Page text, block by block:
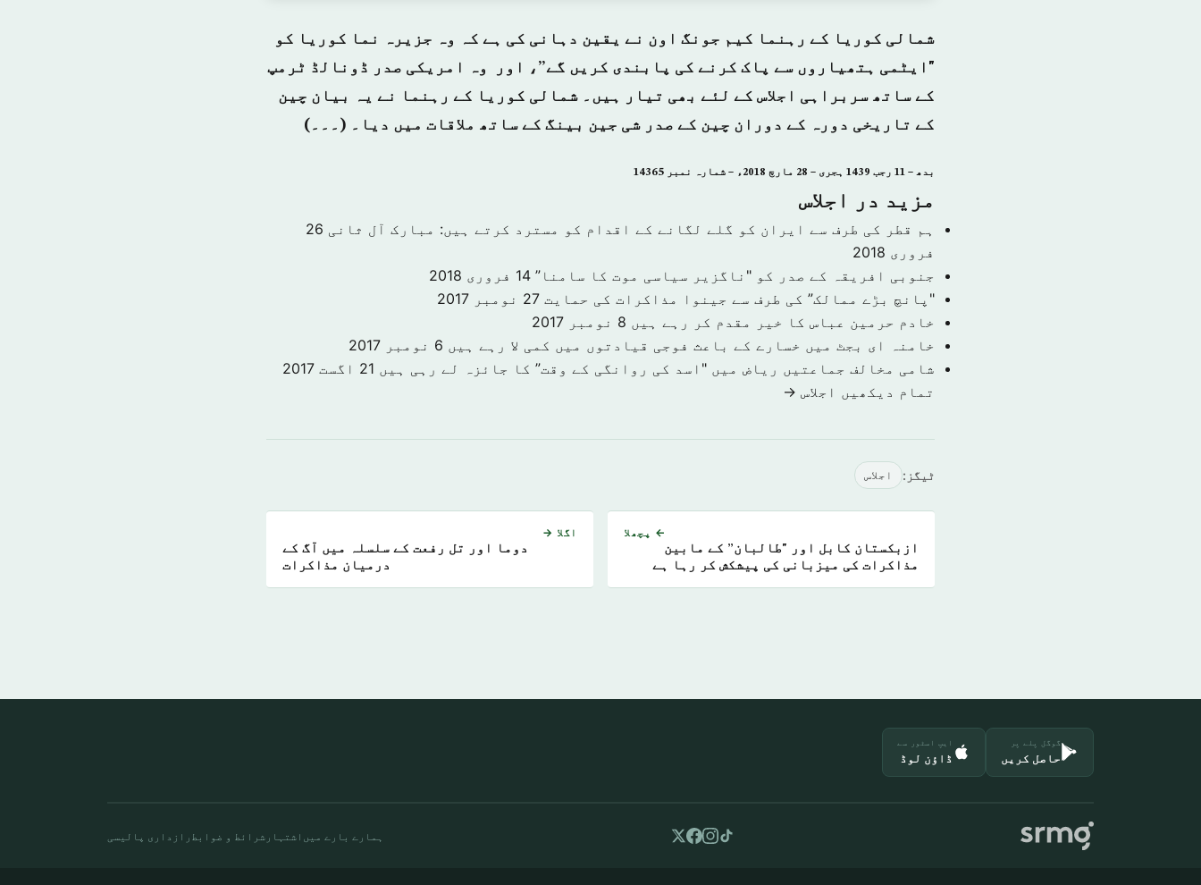
شمالی کوریا کے رہنما کیم جونگ اون نے یقین دہانی کی ہے کہ وہ جزیرہ نما کوریا کو
"ایٹمی ہتھیاروں سے پاک کرنے کی پابندی کریں گے”، اور وہ امریکی صدر ڈونالڈ ٹرمپ
کے ساتھ سربراہی اجلاس کے لئے بھی تیار ہیں۔ شمالی کوریا کے رہنما نے یہ بیان چین
کے تاریخی دورہ کے دوران چین کے صدر شی جین بینگ کے ساتھ ملاقات میں دیا۔ (۔۔۔)
بدھ – 11 رجب 1439 ہجری – 28 مارچ 2018ء – شمارہ نمبر 14365
مزید در اجلاس
ہم قطر کی طرف سے ایران کو گلے لگانے کے اقدام کو مسترد کرتے ہیں: مبارک آل ثانی 26
فروری 2018
جنوبی افریقہ کے صدر کو "ناگزیر سیاسی موت کا سامنا” 14 فروری 2018
"پانچ بڑے ممالک” کی طرف سے جینوا مذاکرات کی حمایت 27 نومبر 2017
خادم حرمین عباس کا خیر مقدم کر رہے ہیں 8 نومبر 2017
خامنہ ای بجٹ میں خسارے کے باعث فوجی قیادتوں میں کمی لا رہے ہیں 6 نومبر 2017
شامی مخالف جماعتیں ریاض میں "اسد کی روانگی کے وقت” کا جائزہ لے رہی ہیں 21 اگست 2017
تمام دیکھیں اجلاس →
ٹیگز: اجلاس
← پچھلا
ازبکستان کابل اور "طالبان” کے مابین
مذاکرات کی میزبانی کی پیشکش کر رہا ہے
اگلا →
دوما اور تل رفعت کے سلسلہ میں آگ کے
درمیان مذاکرات
گوگل پلے پر
حاصل کریں
ایپ اسٹور سے
ڈاؤن لوڈ
ہمارے بارے میں اشتہار شرائط و ضوابط رازداری پالیسی